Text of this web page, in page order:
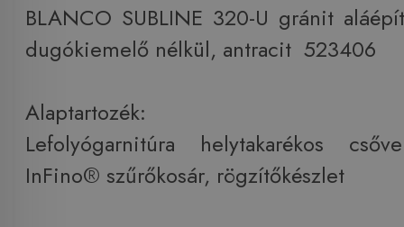
BLANCO SUBLINE 320-U gránit
dugókiemelő nélkül, antracit 523406
Alaptartozék:
Lefolyógarnitúra helytakarékos
InFino® szűrőkosár, rögzítőkészlet